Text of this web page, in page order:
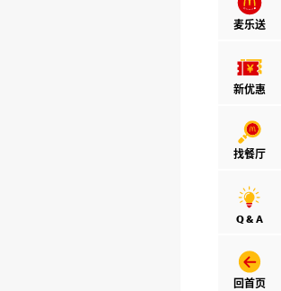
麦乐送
新优惠
找餐厅
Q & A
回首页